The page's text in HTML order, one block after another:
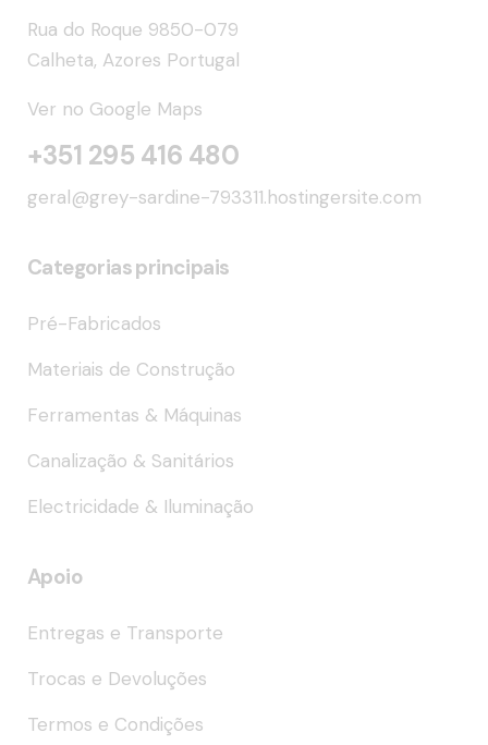
Rua do Roque 9850-079
Calheta, Azores Portugal
Ver no Google Maps
+351 295 416 480
geral@grey-sardine-793311.hostingersite.com
Categorias principais
Pré-Fabricados
Materiais de Construção
Ferramentas & Máquinas
Canalização & Sanitários
Electricidade & Iluminação
Apoio
Entregas e Transporte
Trocas e Devoluções
Termos e Condições